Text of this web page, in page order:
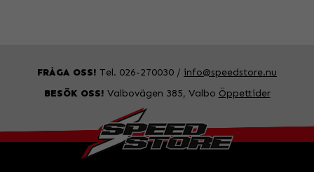
FRÅGA OSS! Tel. 026-270030 / info@speedstore.nu
BESÖK OSS! Valbovägen 385, Valbo Öppettider